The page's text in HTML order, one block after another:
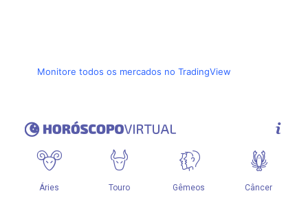
Monitore todos os mercados no TradingView